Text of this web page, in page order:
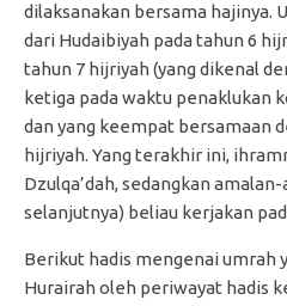
dilaksanakan bersama hajinya.
dari Hudaibiyah pada tahun 6
tahun 7 hijriyah (yang dikenal
ketiga pada waktu penaklukan
dan yang keempat bersamaan
hijriyah. Yang terakhir ini,
Dzulqa’dah, sedangkan
selanjutnya) beliau kerjakan
Berikut hadis mengenai umrah
Hurairah oleh periwayat hadis